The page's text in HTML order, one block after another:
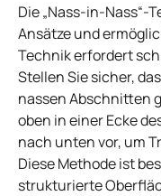
Die „Nass-in-Nass“-
Ansätze und
Technik erfordert
Stellen Sie sicher,
nassen Abschnitten
oben in einer Ecke
nach unten vor, um
Diese Methode ist
strukturierte